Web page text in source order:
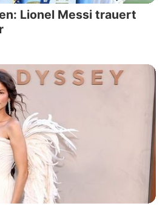
Lionel Messi trauert